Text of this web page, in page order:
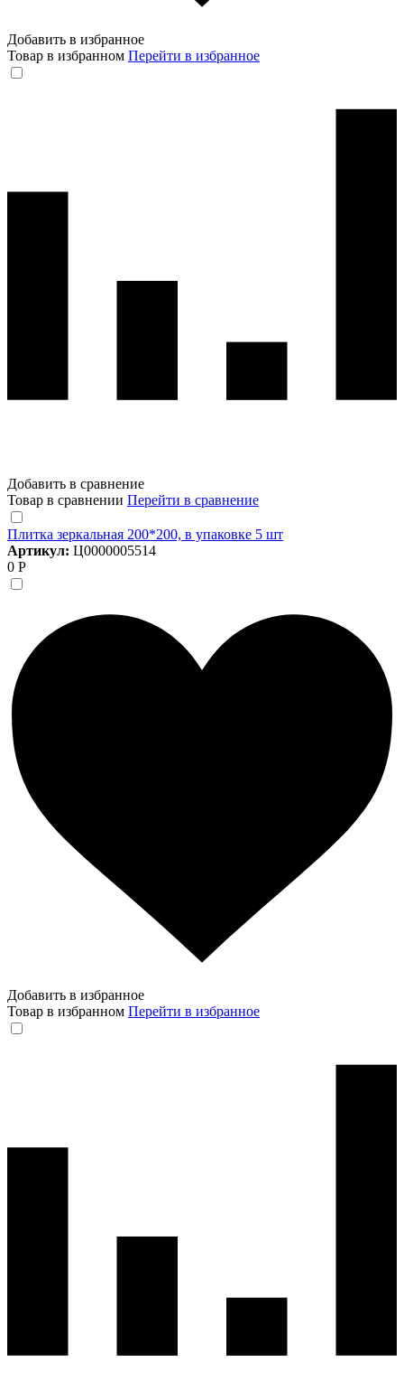
Добавить в избранное
Товар в избранном Перейти в избранное
Добавить в сравнение
Товар в сравнении Перейти в сравнение
Плитка зеркальная 200*200, в упаковке 5 шт
Артикул: Ц0000005514
0 Р
Добавить в избранное
Товар в избранном Перейти в избранное